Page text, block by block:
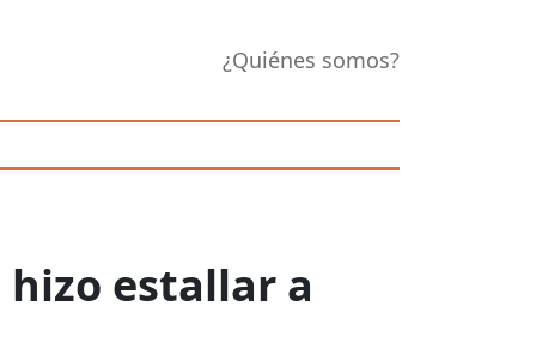
¿Quiénes somos?
hizo estallar a